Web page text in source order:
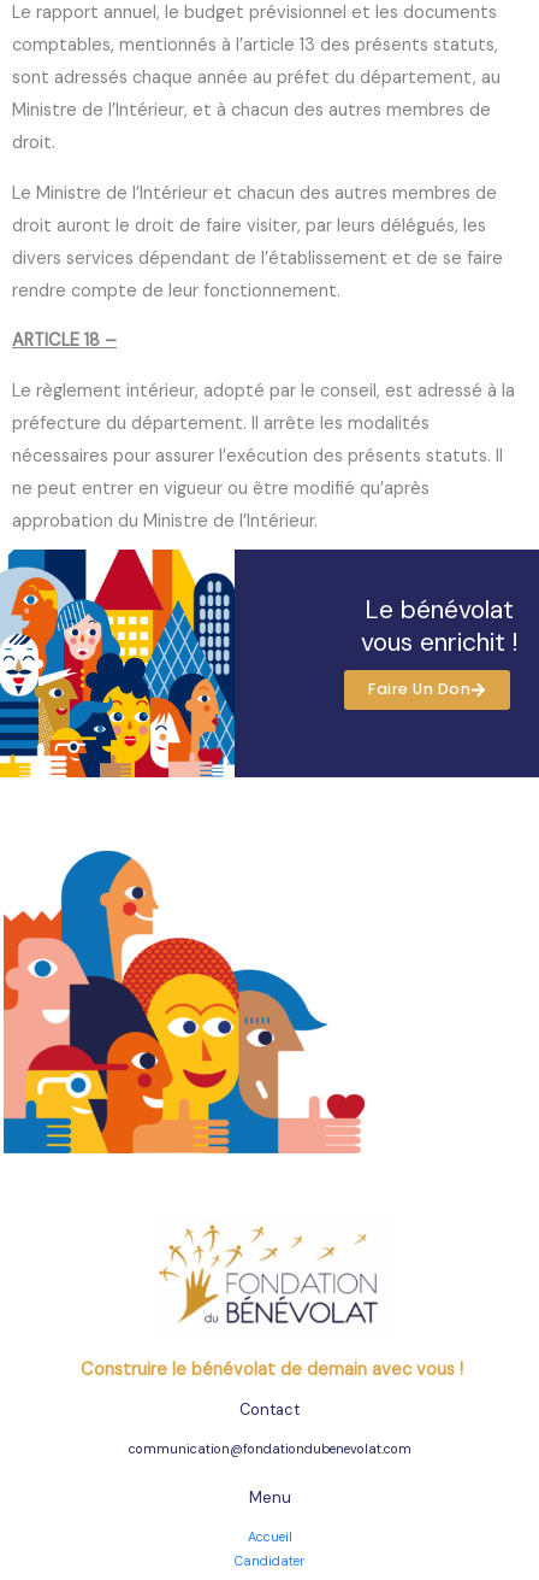
Le rapport annuel, le budget prévisionnel et les documents
comptables, mentionnés à l’article 13 des présents statuts,
sont adressés chaque année au préfet du département, au
Ministre de l’Intérieur, et à chacun des autres membres de
droit.
Le Ministre de l’Intérieur et chacun des autres membres de
droit auront le droit de faire visiter, par leurs délégués, les
divers services dépendant de l’établissement et de se faire
rendre compte de leur fonctionnement.
ARTICLE 18 –
Le règlement intérieur, adopté par le conseil, est adressé à la
préfecture du département. Il arrête les modalités
nécessaires pour assurer l’exécution des présents statuts. Il
ne peut entrer en vigueur ou être modifié qu’après
approbation du Ministre de l’Intérieur.
Le bénévolat
vous enrichit !
Faire Un Don
Construire le bénévolat de demain avec vous !
Contact
communication@fondationdubenevolat.com
Menu
Accueil
Candidater